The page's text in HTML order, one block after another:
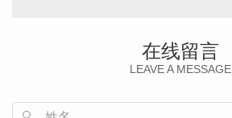
在线留言
LEAVE A MESSAGE